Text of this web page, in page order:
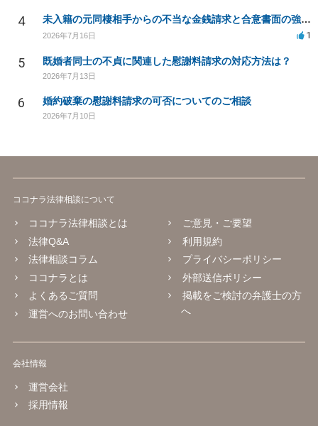
4 未入籍の元同棲相手からの不当な金銭請求と合意書面の強要について
2026年7月16日 1
5 既婚者同士の不貞に関連した慰謝料請求の対応方法は？
2026年7月13日
6 婚約破棄の慰謝料請求の可否についてのご相談
2026年7月10日
ココナラ法律相談について
ココナラ法律相談とは
法律Q&A
法律相談コラム
ココナラとは
よくあるご質問
運営へのお問い合わせ
ご意見・ご要望
利用規約
プライバシーポリシー
外部送信ポリシー
掲載をご検討の弁護士の方
へ
会社情報
運営会社
採用情報